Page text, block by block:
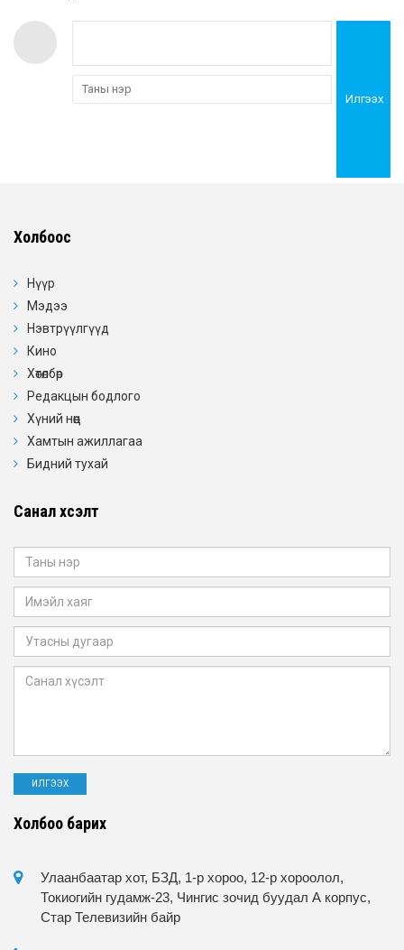
Илгээх
Холбоос
Нүүр
Мэдээ
Нэвтрүүлгүүд
Кино
Хөтөлбөр
Редакцын бодлого
Хүний нөөц
Хамтын ажиллагаа
Бидний тухай
Санал хүсэлт
Холбоо барих
Улаанбаатар хот, БЗД, 1-р хороо, 12-р хороолол,
Токиогийн гудамж-23, Чингис зочид буудал А корпус,
Стар Телевизийн байр